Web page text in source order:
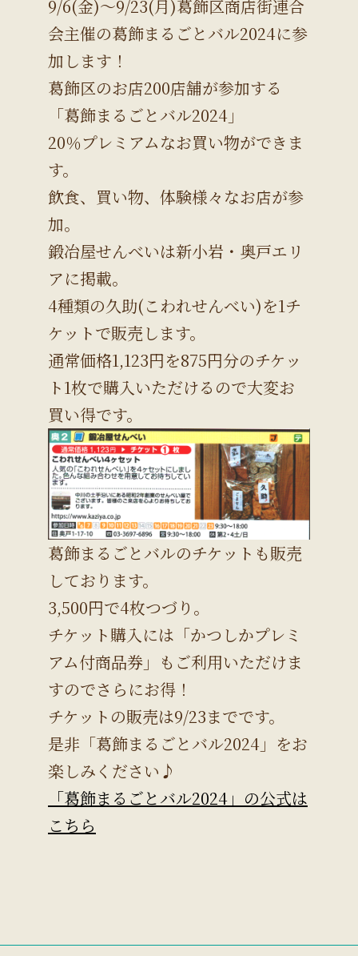
9/6(金)～9/23(月)葛飾区商店街連合
会主催の葛飾まるごとバル2024に参
加します！
葛飾区のお店200店舗が参加する
「葛飾まるごとバル2024」
20％プレミアムなお買い物ができま
す。
飲食、買い物、体験様々なお店が参
加。
鍛冶屋せんべいは新小岩・奥戸エリ
アに掲載。
4種類の久助(こわれせんべい)を1チ
ケットで販売します。
通常価格1,123円を875円分のチケッ
ト1枚で購入いただけるので大変お
買い得です。
葛飾まるごとバルのチケットも販売
しております。
3,500円で4枚つづり。
チケット購入には「かつしかプレミ
アム付商品券」もご利用いただけま
すのでさらにお得！
チケットの販売は9/23までです。
是非「葛飾まるごとバル2024」をお
楽しみください♪
「葛飾まるごとバル2024」の公式は
こちら